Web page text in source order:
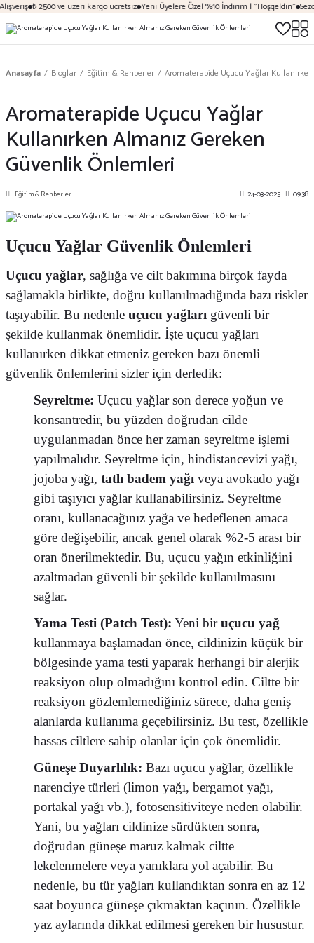
₺ 2500 ve üzeri kargo ücretsiz Yeni Üyelere Özel %10 İndirim | "Hoşgeldin"
Anasayfa Bloglar Eğitim & Rehberler Aromaterapide Uçucu Yağlar
Aromaterapide Uçucu Yağlar
Kullanırken Almanız Gereken
Güvenlik Önlemleri
Eğitim & Rehberler 24-03-2025 09:38
Uçucu Yağlar Güvenlik Önlemleri
Uçucu yağlar, sağlığa ve cilt bakımına birçok fayda
sağlamakla birlikte, doğru kullanılmadığında bazı riskler
taşıyabilir. Bu nedenle uçucu yağları güvenli bir
şekilde kullanmak önemlidir. İşte uçucu yağları
kullanırken dikkat etmeniz gereken bazı önemli
güvenlik önlemlerini sizler için derledik:
Seyreltme: Uçucu yağlar son derece yoğun ve
konsantredir, bu yüzden doğrudan cilde
uygulanmadan önce her zaman seyreltme işlemi
yapılmalıdır. Seyreltme için, hindistancevizi yağı,
jojoba yağı, tatlı badem yağı veya avokado yağı
gibi taşıyıcı yağlar kullanabilirsiniz. Seyreltme
oranı, kullanacağınız yağa ve hedeflenen amaca
göre değişebilir, ancak genel olarak %2-5 arası bir
oran önerilmektedir. Bu, uçucu yağın etkinliğini
azaltmadan güvenli bir şekilde kullanılmasını
sağlar.
Yama Testi (Patch Test): Yeni biruçucu yağ
kullanmaya başlamadan önce, cildinizin küçük bir
bölgesinde yama testi yaparak herhangi bir alerjik
reaksiyon olup olmadığını kontrol edin. Ciltte bir
reaksiyon gözlemlemediğiniz sürece, daha geniş
alanlarda kullanıma geçebilirsiniz. Bu test, özellikle
hassas ciltlere sahip olanlar için çok önemlidir.
Güneşe Duyarlılık: Bazı uçucu yağlar, özellikle
narenciye türleri (limon yağı, bergamot yağı,
portakal yağı vb.), fotosensitiviteye neden olabilir.
Yani, bu yağları cildinize sürdükten sonra,
doğrudan güneşe maruz kalmak ciltte
lekelenmelere veya yanıklara yol açabilir. Bu
nedenle, bu tür yağları kullandıktan sonra en az 12
saat boyunca güneşe çıkmaktan kaçının. Özellikle
yaz aylarında dikkat edilmesi gereken bir husustur.